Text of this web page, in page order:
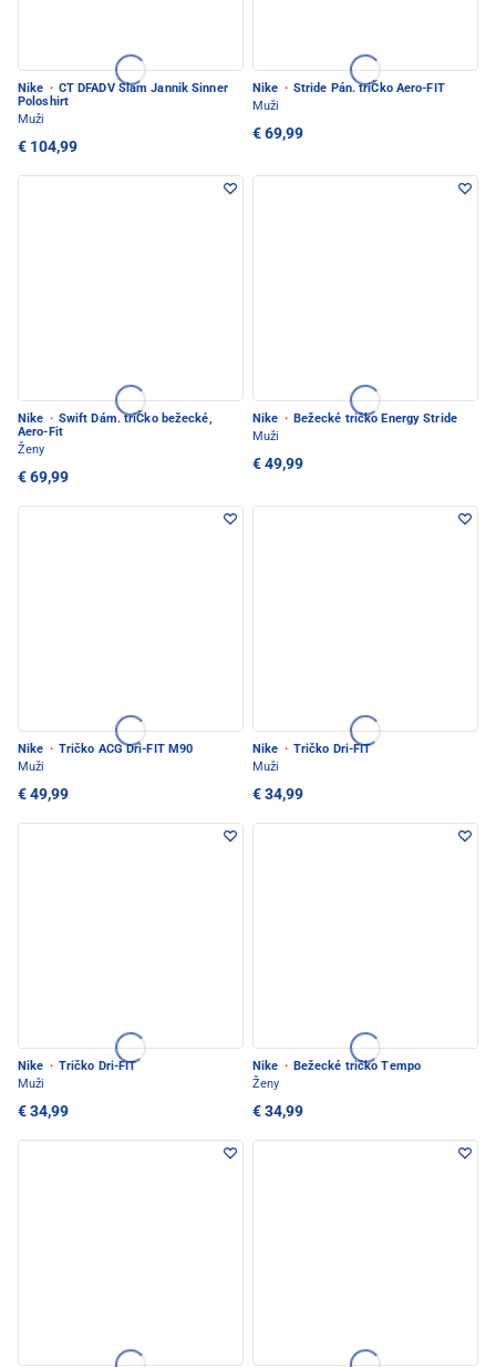
Nike · CT DFADV Slam Jannik Sinner
Poloshirt
Muži
€ 104,99
Nike · Stride Pán. triČko Aero-FIT
Muži
€ 69,99
Nike · Swift Dám. triČko bežecké,
Aero-Fit
Ženy
€ 69,99
Nike · Bežecké tričko Energy Stride
Muži
€ 49,99
Nike · Tričko ACG Dri-FIT M90
Muži
€ 49,99
Nike · Tričko Dri-FIT
Muži
€ 34,99
Nike · Tričko Dri-FIT
Muži
€ 34,99
Nike · Bežecké tričko Tempo
Ženy
€ 34,99